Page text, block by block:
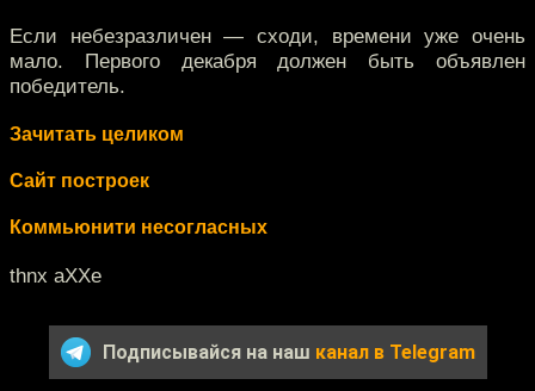
Если небезразличен — сходи, времени уже очень
мало. Первого декабря должен быть объявлен
победитель.
Зачитать целиком
Сайт построек
Коммьюнити несогласных
thnx aXXe
Подписывайся на наш канал в Telegram